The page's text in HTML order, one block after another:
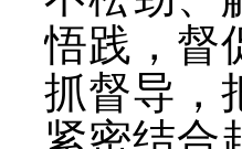
悟践，督
抓督导，